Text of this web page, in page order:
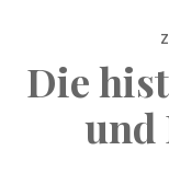
Die
und